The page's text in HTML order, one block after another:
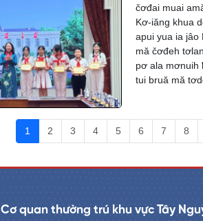
čơđai muai
Kơ-iăng khua
apui yua ia jâo
mă čơđeh
pơ ala mơnuih
tui bruă mă
1 2 3 4 5 6 7 8
Cơ quan thường trú khu vực Tây